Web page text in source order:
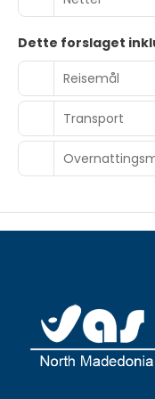
Dette forslaget
Reisemål
Transport